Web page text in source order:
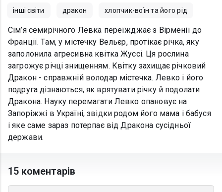
інші світи дракон хлопчик-воїн та його рід
Сім’я семирічного Левка переїжджає з Вірменії до
Франції. Там, у містечку Вельєр, протікає річка, яку
заполонила агресивна квітка Жуссі. Ця рослина
загрожує річці знищенням. Квітку захищає річковий
Дракон - справжній володар містечка. Левко і його
подруга дізнаються, як врятувати річку й подолати
Дракона. Науку перемагати Левко опановує на
Запоріжжі в Україні, звідки родом його мама і бабуся
і яке саме зараз потерпає від Дракона сусідньої
держави.
15 коментарів